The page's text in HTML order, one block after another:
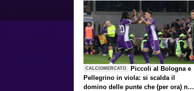
CALCIOMERCATO
Piccoli al Bologna e
Pellegrino in viola: si scalda il
domino delle punte che (per ora) non